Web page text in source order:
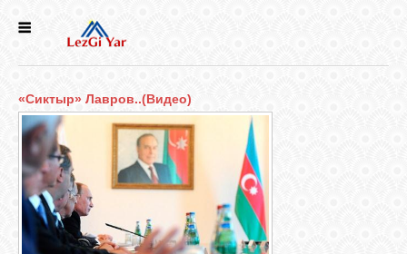
СЕЛА
ИСТОРИЯ
КУЛЬТУРА
«Сиктыр» Лавров..(Видео)